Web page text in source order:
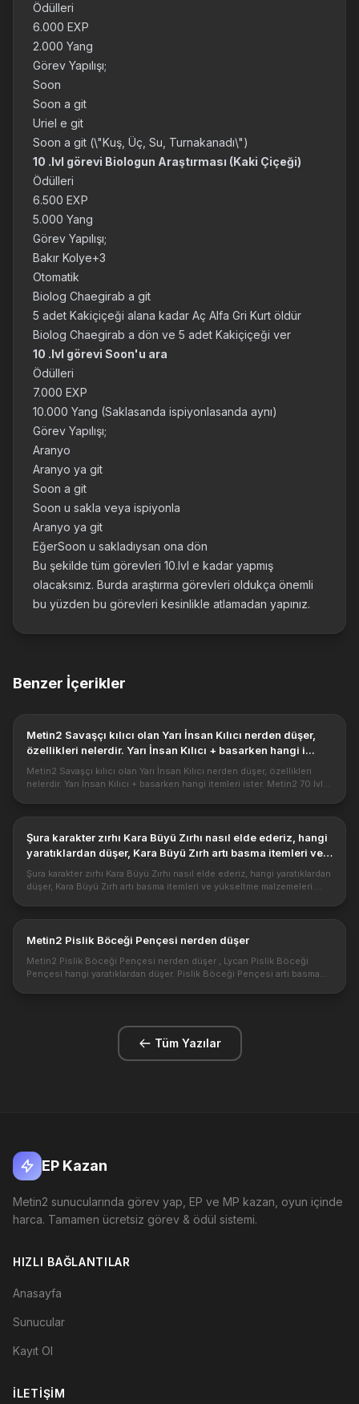
Ödülleri
6.000 EXP
2.000 Yang
Görev Yapılışı;
Soon
Soon a git
Uriel e git
Soon a git (\"Kuş, Üç, Su, Turnakanadı\")
10 .lvl görevi Biologun Araştırması (Kaki Çiçeği)
Ödülleri
6.500 EXP
5.000 Yang
Görev Yapılışı;
Bakır Kolye+3
Otomatik
Biolog Chaegirab a git
5 adet Kakiçiçeği alana kadar Aç Alfa Gri Kurt öldür
Biolog Chaegirab a dön ve 5 adet Kakiçiçeği ver
10 .lvl görevi Soon'u ara
Ödülleri
7.000 EXP
10.000 Yang (Saklasanda ispiyonlasanda aynı)
Görev Yapılışı;
Aranyo
Aranyo ya git
Soon a git
Soon u sakla veya ispiyonla
Aranyo ya git
EğerSoon u sakladıysan ona dön
Bu şekilde tüm görevleri 10.lvl e kadar yapmış
olacaksınız. Burda araştırma görevleri oldukça önemli
bu yüzden bu görevleri kesinlikle atlamadan yapınız.
Benzer İçerikler
Metin2 Savaşçı kılıcı olan Yarı İnsan Kılıcı nerden düşer,
özellikleri nelerdir. Yarı İnsan Kılıcı + basarken hangi i...
Metin2 Savaşçı kılıcı olan Yarı İnsan Kılıcı nerden düşer, özellikleri
nelerdir. Yarı İnsan Kılıcı + basarken hangi itemleri ister. Metin2 70 lvl
Şura karakter zırhı Kara Büyü Zırhı nasıl elde ederiz, hangi
yaratıklardan düşer, Kara Büyü Zırh artı basma itemleri ve
yükseltme malzemeleri.
Şura karakter zırhı Kara Büyü Zırhı nasıl elde ederiz, hangi yaratıklardan
düşer, Kara Büyü Zırh artı basma itemleri ve yükseltme malzemeleri.
Metin2 Pislik Böceği Pençesi nerden düşer
Metin2 Pislik Böceği Pençesi nerden düşer , Lycan Pislik Böceği
Pençesi hangi yaratıklardan düşer. Pislik Böceği Pençesi artı basma
Tüm Yazılar
EP Kazan
Metin2 sunucularında görev yap, EP ve MP kazan, oyun içinde
harca. Tamamen ücretsiz görev & ödül sistemi.
HIZLI BAĞLANTILAR
Anasayfa
Sunucular
Kayıt Ol
İLETIŞIM